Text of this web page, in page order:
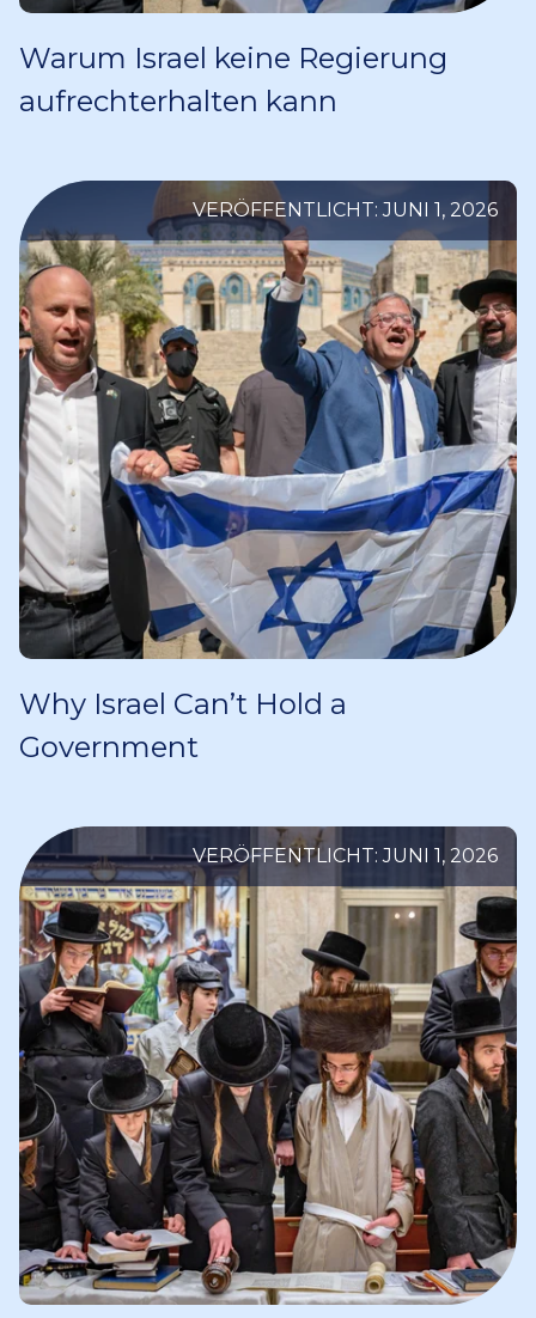
Warum Israel keine Regierung
aufrechterhalten kann
VERÖFFENTLICHT: JUNI 1, 2026
Why Israel Can’t Hold a
Government
VERÖFFENTLICHT: JUNI 1, 2026